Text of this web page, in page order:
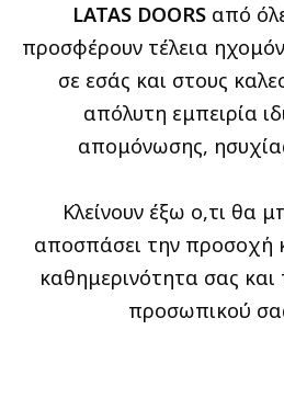
LATAS DOORSαπό
προσφέρουν τέλεια
σε εσάς και στους
απόλυτη εμπειρία
απομόνωσης,
Κλείνουν έξω ο,τι θα
αποσπάσει την προσοχή
καθημερινότητα σας
προσωπικού